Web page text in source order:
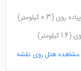
(0.3 کیلومتر)
(1.4 کیلومتر)
مشاهده هتل روی نقشه